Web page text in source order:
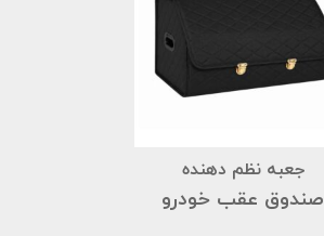
جعبه نظم دهنده
صندوق عقب خودرو